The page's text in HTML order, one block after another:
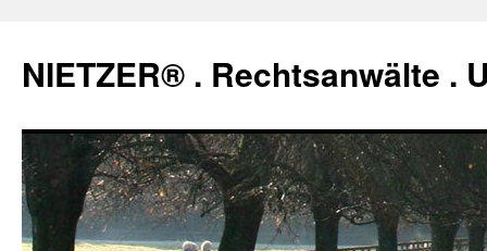
springen
NIETZER® . Rechtsanwälte .